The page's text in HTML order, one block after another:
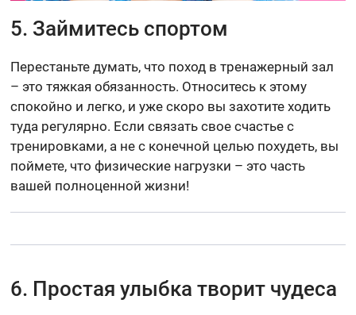
5. Займитесь спортом
Перестаньте думать, что поход в тренажерный зал
– это тяжкая обязанность. Относитесь к этому
спокойно и легко, и уже скоро вы захотите ходить
туда регулярно. Если связать свое счастье с
тренировками, а не с конечной целью похудеть, вы
поймете, что физические нагрузки – это часть
вашей полноценной жизни!
6. Простая улыбка творит чудеса